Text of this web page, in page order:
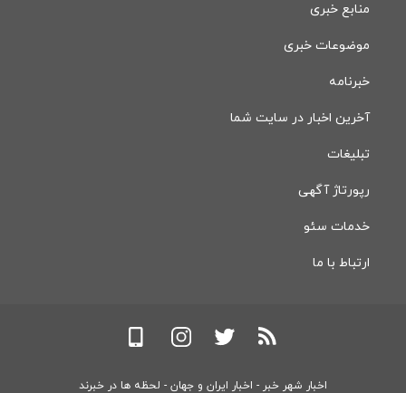
منابع خبری
موضوعات خبری
خبرنامه
آخرین اخبار در سایت شما
تبلیغات
رپورتاژ آگهی
خدمات سئو
ارتباط با ما
اخبار شهر خبر - اخبار ایران و جهان - لحظه ها در خبرند